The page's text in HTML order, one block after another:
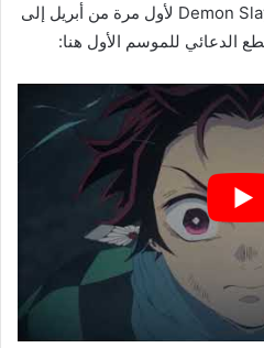
تم عرض الموسم الأول من Demon Slayer لأول مرة من أبريل إلى